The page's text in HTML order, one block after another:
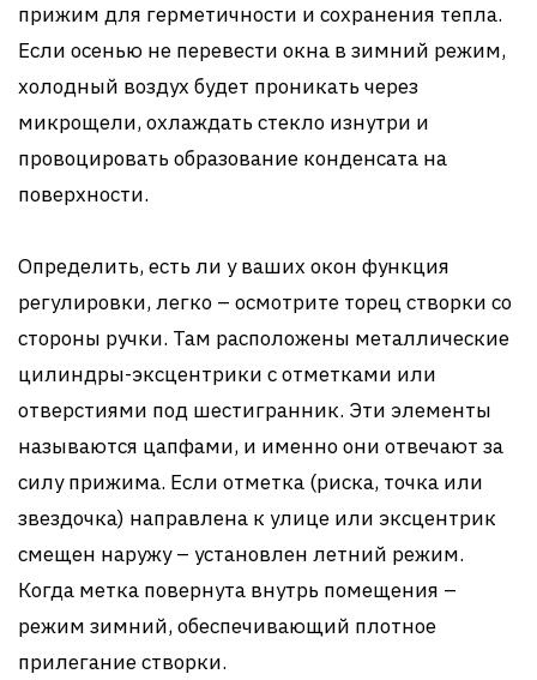
прижим для герметичности и сохранения тепла.
Если осенью не перевести окна в зимний режим,
холодный воздух будет проникать через
микрощели, охлаждать стекло изнутри и
провоцировать образование конденсата на
поверхности.
Определить, есть ли у ваших окон функция
регулировки, легко – осмотрите торец створки со
стороны ручки. Там расположены металлические
цилиндры-эксцентрики с отметками или
отверстиями под шестигранник. Эти элементы
называются цапфами, и именно они отвечают за
силу прижима. Если отметка (риска, точка или
звездочка) направлена к улице или эксцентрик
смещен наружу – установлен летний режим.
Когда метка повернута внутрь помещения –
режим зимний, обеспечивающий плотное
прилегание створки.